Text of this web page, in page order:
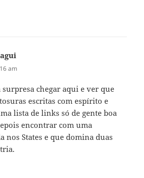
am
chegar aqui e ver que
escritas com espírito e
lista de links só de gente boa
encontrar com uma
nos States e que domina duas